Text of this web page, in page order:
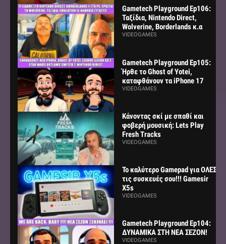
Gametech Playground Ep106:
Ταξίδια, Nintendo Direct,
Wolverine, Borderlands κ.α
VIDEOGAMES
Gametech Playground Ep105:
Ήρθε το Ghost of Yotei,
καταφθάνουν τα iPhone 17
VIDEOGAMES
Κάνοντας σκί με σπαθί και
φοβερή μουσική: Lets Play
Fresh Tracks
VIDEOGAMES
Το καλύτερο Gamepad για ΟΛΕΣ
τις συσκευές σου!!! Gamesir
X5s
VIDEOGAMES
Gametech Playground Ep104:
ΔΥΝΑΜΙΚΑ ΣΤΗ ΝΕΑ ΣΕΖΟΝ!
VIDEOGAMES